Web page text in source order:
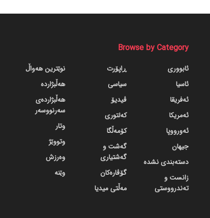
Browse by Category
ئابووری
ئاسیا
ئەفریقا
ئەمریکا
ئەورووپا
جیهان
دسته‌بندی نشده
زانست و
تەندرووستی
ڕاپۆرت
سیاسی
ڤیدیۆ
کەلتوری
کۆمەڵگا
گه‌شت و
گه‌شتیاری
گۆڤاره‌کان
مەڵتی میدیا
نوێترین هەواڵ
هەڵبژاردە
هەڵبژاردەی
سەرنووسەر
وتار
وتووێژ
وەرزش
وێنە